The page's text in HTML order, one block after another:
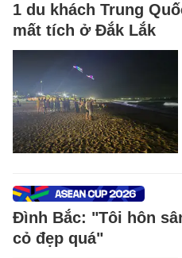
1 du khách Trung
mất tích ở Đắk Lắk
Đình Bắc: "Tôi hôn
cỏ đẹp quá"